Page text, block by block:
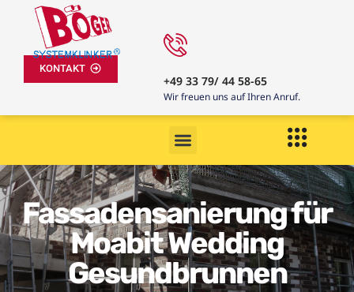
KONTAKT
+49 33 79/ 44 58-65
Wir freuen uns auf Ihren Anruf.
Fassadensanierung für
Moabit Wedding
Gesundbrunnen